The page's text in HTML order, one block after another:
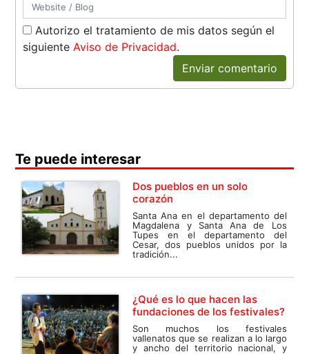
Autorizo el tratamiento de mis datos según el
siguienteAviso de Privacidad.
Enviar comentario
Te puede interesar
Dos pueblos en un solo
corazón
Santa Ana en el departamento del
Magdalena y Santa Ana de Los
Tupes en el departamento del
Cesar, dos pueblos unidos por la
tradición...
¿Qué es lo que hacen las
fundaciones de los festivales?
Son muchos los festivales
vallenatos que se realizan a lo largo
y ancho del territorio nacional, y